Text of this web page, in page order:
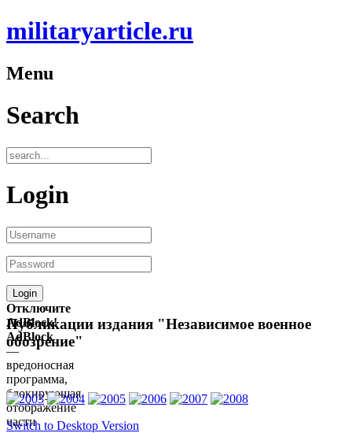
militaryarticle.ru
Menu
Search
Login
Отключите
AdBlock!
AdBlock
—
вредоносная
программа,
блокирующая
отображение
части
Публикации издания "Независимое военное
обозрение"
Switch to Desktop Version